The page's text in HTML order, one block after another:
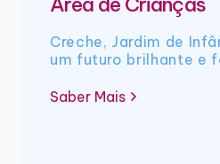
Creche, Jardim de
um futuro brilhante e
Saber Mais